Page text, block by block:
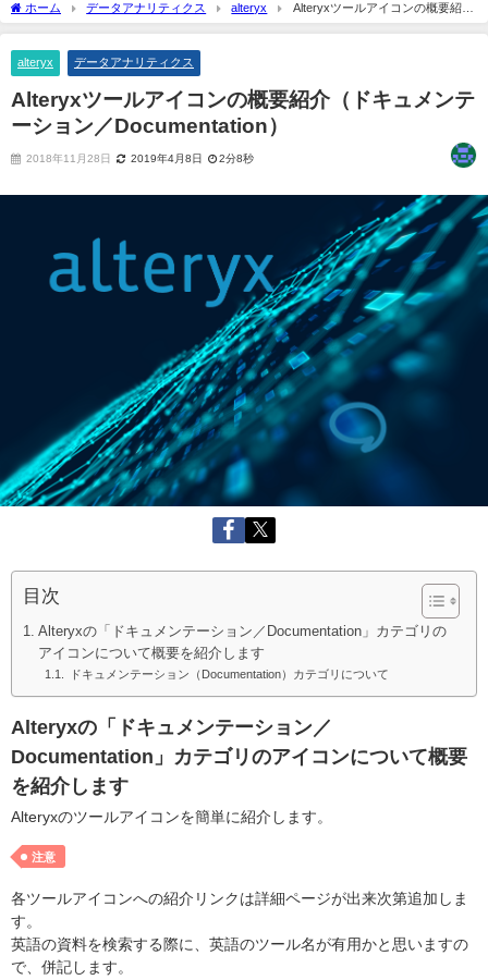
ホーム データアナリティクス alteryx
Alteryxツールアイコンの概要紹介
（ドキュメンテーション／Documentation）
alteryx データアナリティクス
Alteryxツールアイコンの概要紹介（ドキュメンテ
ーション／Documentation）
2018年11月28日 2019年4月8日 2分8秒
目次
Alteryxの「ドキュメンテーション／Documentation」カテゴリの
アイコンについて概要を紹介します
ドキュメンテーション（Documentation）カテゴリについて
Alteryxの「ドキュメンテーション／
Documentation」カテゴリのアイコンについて概要
を紹介します
Alteryxのツールアイコンを簡単に紹介します。
注意
各ツールアイコンへの紹介リンクは詳細ページが出来次第追加しま
す。
英語の資料を検索する際に、英語のツール名が有用かと思いますの
で、併記します。